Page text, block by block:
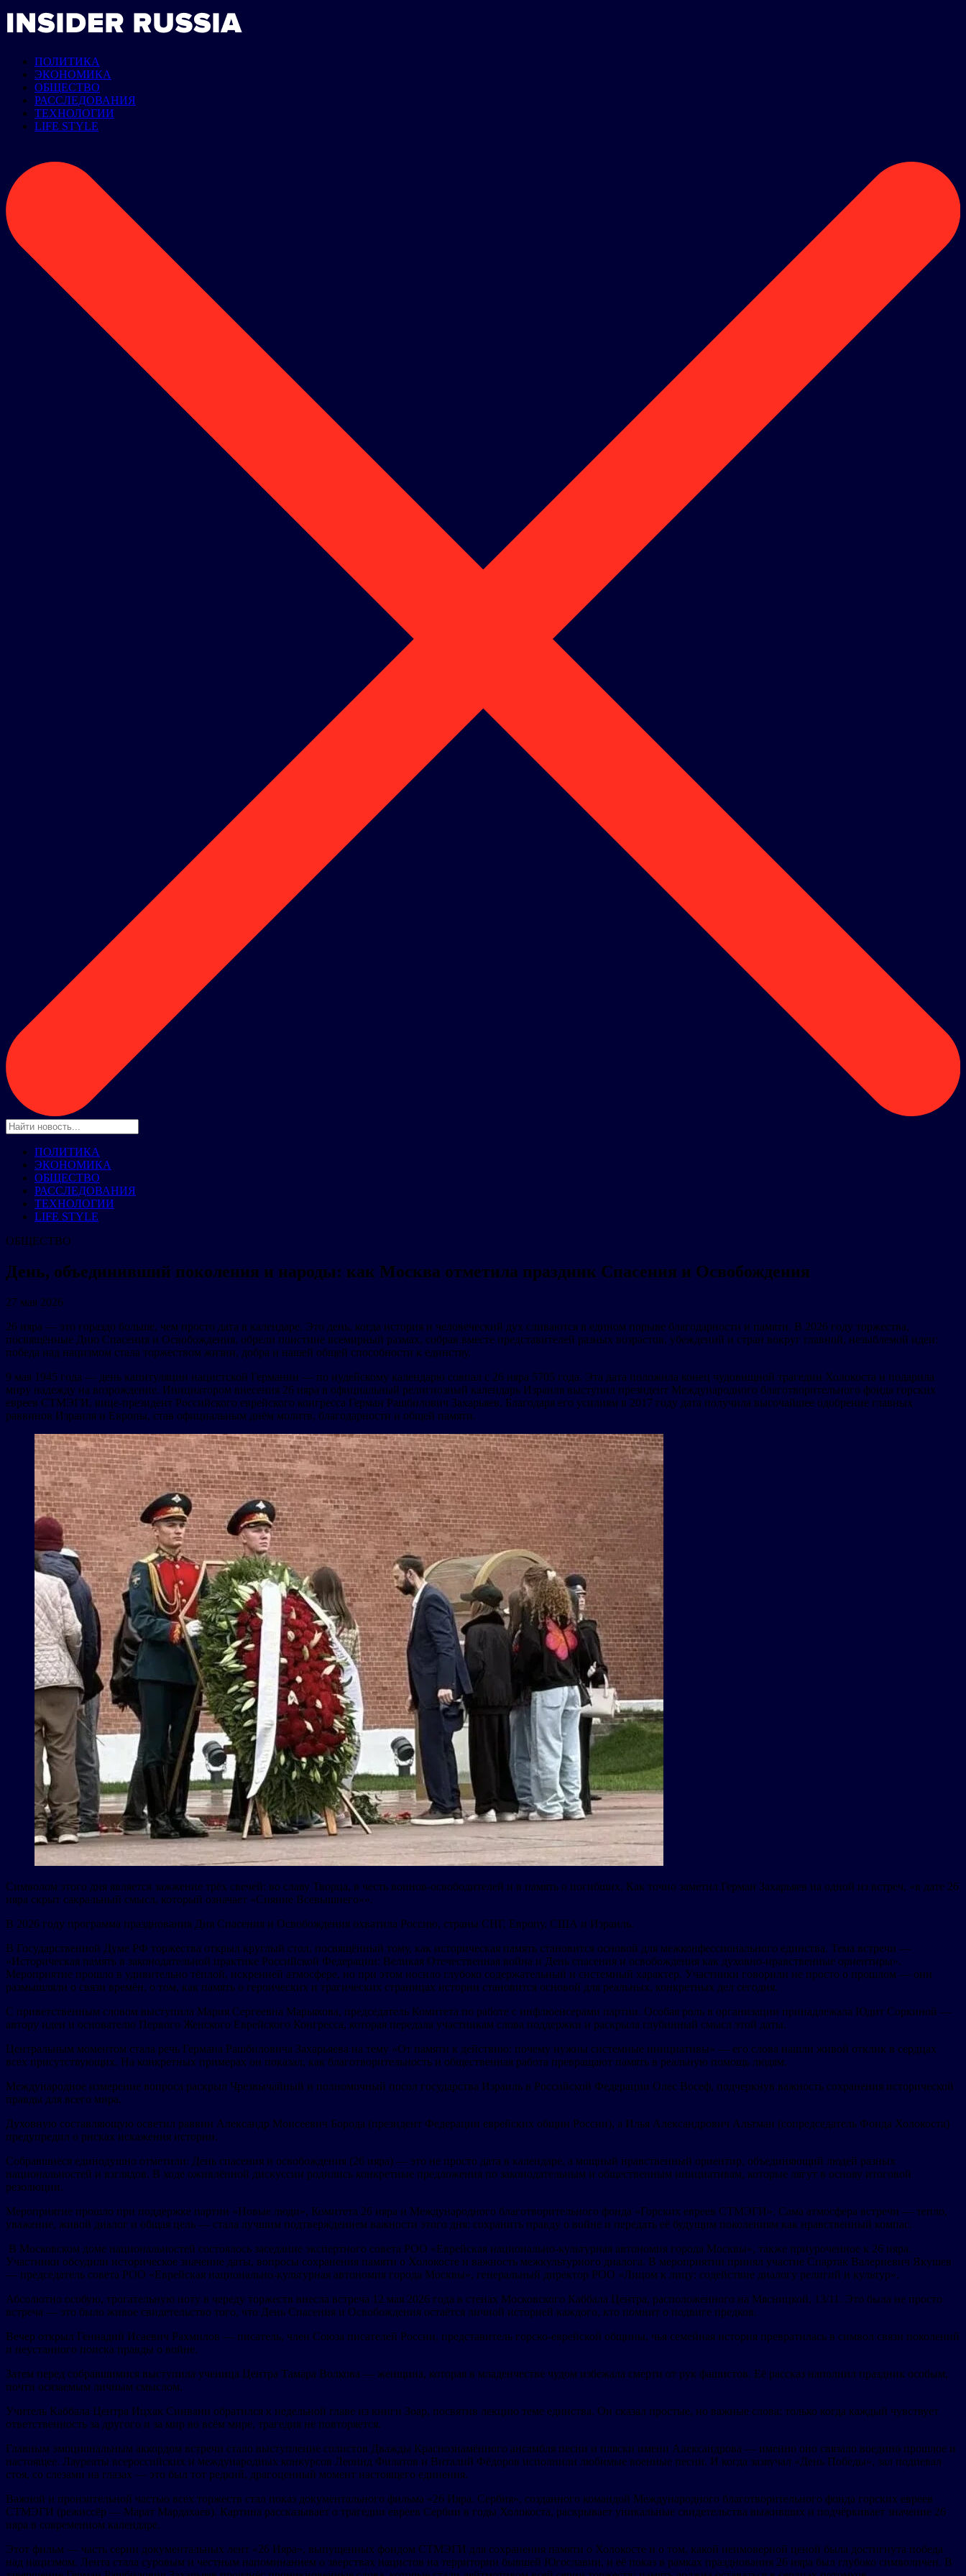
ПОЛИТИКА
ЭКОНОМИКА
ОБЩЕСТВО
РАССЛЕДОВАНИЯ
ТЕХНОЛОГИИ
LIFE STYLE
ПОЛИТИКА
ЭКОНОМИКА
ОБЩЕСТВО
РАССЛЕДОВАНИЯ
ТЕХНОЛОГИИ
LIFE STYLE
ОБЩЕСТВО
День, объединивший поколения и народы: как Москва отметила праздник Спасения и Освобождения
27 мая 2026
26 ияра — это гораздо больше, чем просто дата в календаре. Это день, когда история и человеческий дух сливаются в едином порыве благодарности и памяти. В 2026 году торжества,
посвящённые Дню Спасения и Освобождения, обрели поистине всемирный размах, собрав вместе представителей разных возрастов, убеждений и стран вокруг главной, незыблемой идеи:
победа над нацизмом стала торжеством жизни, добра и нашей общей способности к единству.
9 мая 1945 года — день капитуляции нацистской Германии — по иудейскому календарю совпал с 26 ияра 5705 года. Эта дата положила конец чудовищной трагедии Холокоста и подарила
миру надежду на возрождение. Инициатором внесения 26 ияра в официальный религиозный календарь Израиля выступил президент Международного благотворительного фонда горских
евреев СТМЭГИ, вице-президент Российского еврейского конгресса Герман Рашбилович Захарьяев. Благодаря его усилиям в 2017 году дата получила высочайшее одобрение главных
раввинов Израиля и Европы, став официальным днём молитв, благодарности и общей памяти.
Символом этого дня является зажжение трёх свечей: во славу Творца, в честь воинов-освободителей и в память о погибших. Как точно заметил Герман Захарьяев на одной из встреч, «в дате 26
ияра скрыт сакральный смысл, который означает «Сияние Всевышнего»».
В 2026 году программа празднования Дня Спасения и Освобождения охватила Россию, страны СНГ, Европу, США и Израиль.
В Государственной Думе РФ торжества открыл круглый стол, посвящённый тому, как историческая память становится основой для межконфессионального единства. Тема встречи —
«Историческая память в законодательной практике Российской Федерации: Великая Отечественная война и День спасения и освобождения как духовно-нравственные ориентиры».
Мероприятие прошло в удивительно тёплой, искренней атмосфере, но при этом носило глубоко содержательный и системный характер. Участники говорили не просто о прошлом — они
размышляли о связи времён, о том, как память о героических и трагических страницах истории становится основой для реальных, конкретных дел сегодня.
С приветственным словом выступила Мария Сергеевна Марьякова, председатель Комитета по работе с инфлюенсерами партии. Особая роль в организации принадлежала Юдит Соркиной —
автору идеи и основателю Первого Женского Еврейского Конгресса, которая передала участникам слова поддержки и раскрыла глубинный смысл этой даты.
Центральным моментом стала речь Германа Рашбиловича Захарьяева на тему «От памяти к действию: почему нужны системные инициативы» — его слова нашли живой отклик в сердцах
всех присутствующих. На конкретных примерах он показал, как благотворительность и общественная работа превращают память в реальную помощь людям.
Международное измерение вопроса раскрыл Чрезвычайный и полномочный посол государства Израиль в Российской Федерации Олес Восеф, подчеркнув важность сохранения исторической
правды для всего мира.
Духовную составляющую осветил раввин Александр Моисеевич Борода (президент Федерации еврейских общин России), а Илья Александрович Альтман (сопредседатель Фонда Холокоста)
предупредил о рисках искажения истории.
Собравшиеся единодушно отметили: День спасения и освобождения (26 ияра) — это не просто дата в календаре, а мощный нравственный ориентир, объединяющий людей разных
национальностей и взглядов. В ходе оживлённой дискуссии родились конкретные предложения по законодательным и общественным инициативам, которые лягут в основу итоговой
резолюции.
Мероприятие прошло при поддержке партии «Новые люди», Комитета 26 ияра и Международного благотворительного фонда «Горских евреев СТМЭГИ». Сама атмосфера встречи — тепло,
уважение, живой диалог и общая цель — стала лучшим подтверждением важности этого дня: сохранить правду о войне и передать её будущим поколениям как нравственный компас.
В Московском доме национальностей состоялось заседание экспертного совета РОО «Еврейская национально-культурная автономия города Москвы», также приуроченное к 26 ияра.
Участники обсудили историческое значение даты, вопросы сохранения памяти о Холокосте и важность межкультурного диалога. В мероприятии принял участие Спартак Валериевич Якушев
— председатель совета РОО «Еврейская национально-культурная автономия города Москвы», генеральный директор РОО «Лицом к лицу: содействие диалогу религий и культур».
Абсолютно особую, трогательную ноту в череду торжеств внесла встреча 12 мая 2026 года в стенах Московского Каббала Центра, расположенного на Мясницкой, 13/11. Это была не просто
встреча — это было живое свидетельство того, что День Спасения и Освобождения остаётся личной историей каждого, кто помнит о подвиге предков.
Вечер открыл Геннадий Исаевич Рахмилов — писатель, член Союза писателей России, представитель горско-еврейской общины, чья семейная история превратилась в символ связи поколений
и неустанного поиска правды о войне.
Затем перед собравшимися выступила ученица Центра Тамара Волкова — женщина, которая в младенчестве чудом избежала смерти от рук фашистов. Её рассказ наполнил праздник особым,
почти осязаемым личным смыслом.
Учитель Каббала Центра Ицхак Синвани обратился к недельной главе из книги Зоар, посвятив лекцию теме единства. Он сказал простые, но важные слова: только когда каждый чувствует
ответственность за другого и за мир во всём мире, трагедия не повторяется.
Главным эмоциональным аккордом встречи стало выступление солистов Дважды Краснознамённого ансамбля песни и пляски имени Александрова — именно оно связало воедино прошлое и
настоящее. Лауреаты всероссийских и международных конкурсов Леонид Филатов и Виталий Фёдоров исполнили любимые военные песни. И когда зазвучал «День Победы», зал подпевал
стоя, со слезами на глазах — это был тот редкий, драгоценный момент настоящего единения.
Важной и пронзительной частью всех торжеств стал показ документального фильма «26 Ияра. Сербия», созданного командой Международного благотворительного фонда горских евреев
СТМЭГИ (режиссёр — Марат Мардахаев). Картина рассказывает о трагедии евреев Сербии в годы Холокоста, раскрывает уникальные свидетельства выживших и подчёркивает значение 26
ияра в современном календаре.
Этот фильм — часть серии документальных лент «26 Ияра», выпущенных фондом СТМЭГИ для сохранения памяти о Холокосте и о том, какой неимоверной ценой была достигнута победа
над нацизмом. Лента стала суровым и честным напоминанием о зверствах нацистов на территории бывшей Югославии, и её показ в рамках празднования 26 ияра был глубоко символичен. В